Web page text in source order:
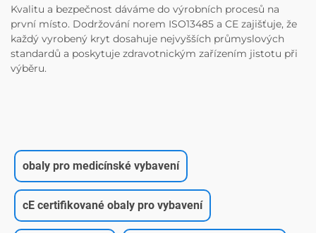
Kvalitu a bezpečnost dáváme do výrobních procesů na
první místo. Dodržování norem ISO13485 a CE zajišťuje, že
každý vyrobený kryt dosahuje nejvyšších průmyslových
standardů a poskytuje zdravotnickým zařízením jistotu při
výběru.
obaly pro medicínské vybavení
cE certifikované obaly pro vybavení